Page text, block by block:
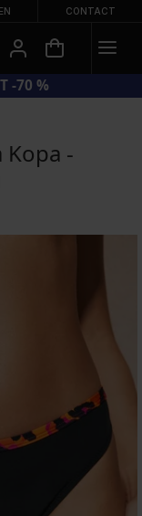
CONTACT
BADMODE
-